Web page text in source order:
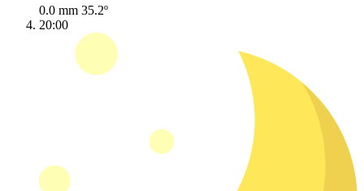
0.0 mm 35.2º
20:00